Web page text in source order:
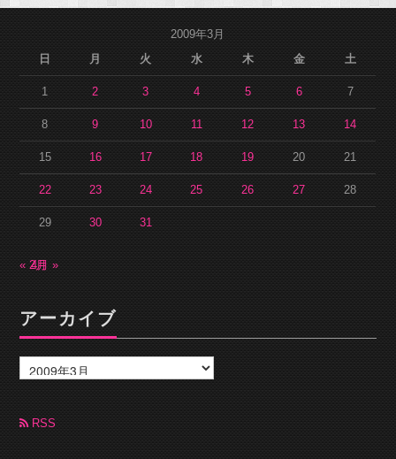
2009年3月
日
月 火 水 木 金 土
1 2 3 4 5 6 7
8 9 10 11 12 13 14
15 16 17 18 19 20 21
22 23 24 25 26 27 28
29 30 31
« 2月4月 »
アーカイブ
ー
カ
ブ RSS